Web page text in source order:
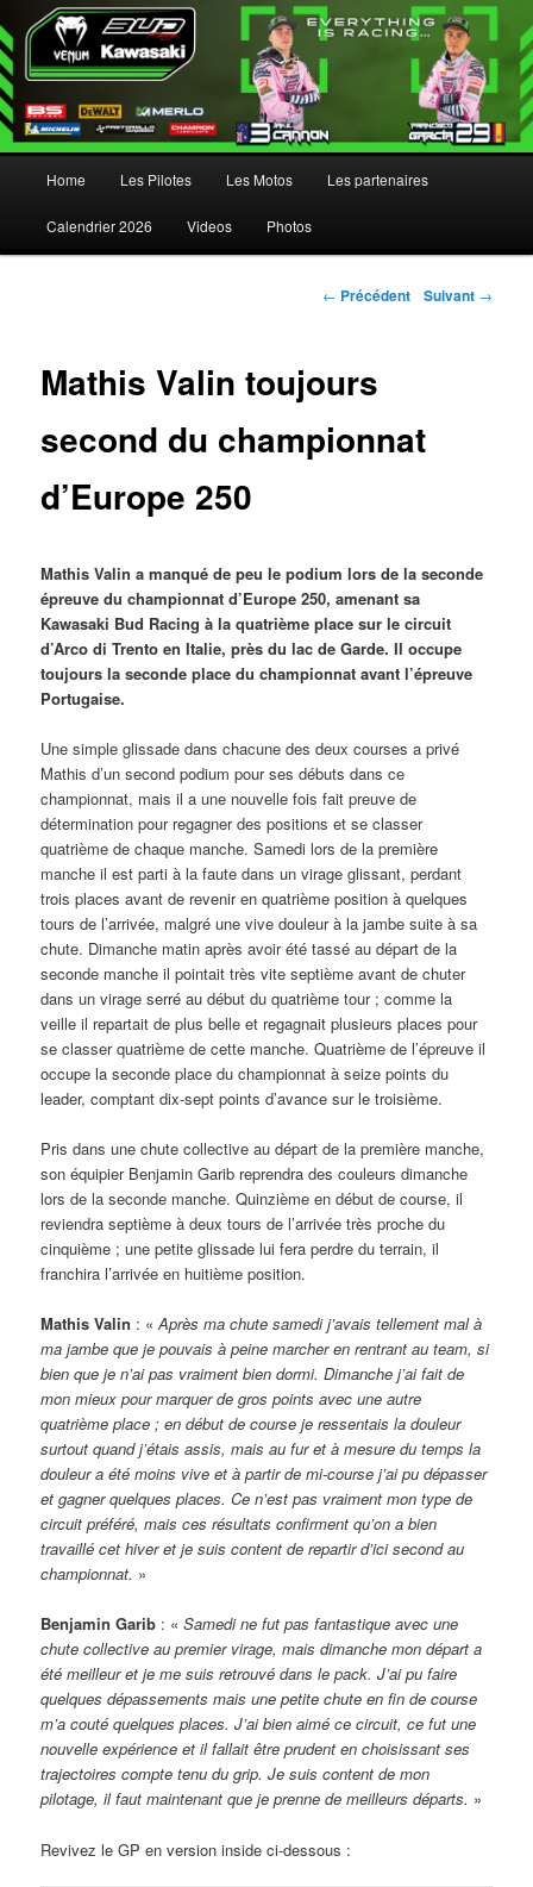
Aller au contenu principal
Aller au contenu secondaire
Home Les Pilotes Les Motos Les partenaires
Calendrier 2026 Videos Photos
Navigation des articles
← Précédent Suivant →
Mathis Valin toujours
second du championnat
d’Europe 250
Mathis Valin a manqué de peu le podium lors de la seconde
épreuve du championnat d’Europe 250, amenant sa
Kawasaki Bud Racing à la quatrième place sur le circuit
d’Arco di Trento en Italie, près du lac de Garde. Il occupe
toujours la seconde place du championnat avant l’épreuve
Portugaise.
Une simple glissade dans chacune des deux courses a privé
Mathis d’un second podium pour ses débuts dans ce
championnat, mais il a une nouvelle fois fait preuve de
détermination pour regagner des positions et se classer
quatrième de chaque manche. Samedi lors de la première
manche il est parti à la faute dans un virage glissant, perdant
trois places avant de revenir en quatrième position à quelques
tours de l’arrivée, malgré une vive douleur à la jambe suite à sa
chute. Dimanche matin après avoir été tassé au départ de la
seconde manche il pointait très vite septième avant de chuter
dans un virage serré au début du quatrième tour ; comme la
veille il repartait de plus belle et regagnait plusieurs places pour
se classer quatrième de cette manche. Quatrième de l’épreuve il
occupe la seconde place du championnat à seize points du
leader, comptant dix-sept points d’avance sur le troisième.
Pris dans une chute collective au départ de la première manche,
son équipier Benjamin Garib reprendra des couleurs dimanche
lors de la seconde manche. Quinzième en début de course, il
reviendra septième à deux tours de l’arrivée très proche du
cinquième ; une petite glissade lui fera perdre du terrain, il
franchira l’arrivée en huitième position.
Mathis Valin : «Après ma chute samedi j’avais tellement mal à
ma jambe que je pouvais à peine marcher en rentrant au team, si
bien que je n’ai pas vraiment bien dormi. Dimanche j’ai fait de
mon mieux pour marquer de gros points avec une autre
quatrième place ; en début de course je ressentais la douleur
surtout quand j’étais assis, mais au fur et à mesure du temps la
douleur a été moins vive et à partir de mi-course j’ai pu dépasser
et gagner quelques places. Ce n’est pas vraiment mon type de
circuit préféré, mais ces résultats confirment qu’on a bien
travaillé cet hiver et je suis content de repartir d’ici second au
championnat. »
Benjamin Garib : «Samedi ne fut pas fantastique avec une
chute collective au premier virage, mais dimanche mon départ a
été meilleur et je me suis retrouvé dans le pack. J’ai pu faire
quelques dépassements mais une petite chute en fin de course
m’a couté quelques places. J’ai bien aimé ce circuit, ce fut une
nouvelle expérience et il fallait être prudent en choisissant ses
trajectoires compte tenu du grip. Je suis content de mon
pilotage, il faut maintenant que je prenne de meilleurs départs. »
Revivez le GP en version inside ci-dessous :